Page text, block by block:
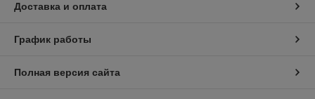
Доставка и оплата
График работы
Полная версия сайта